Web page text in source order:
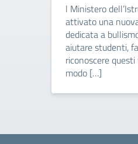
l Ministero
attivato una
dedicata a
aiutare studenti,
riconoscere
modo […]